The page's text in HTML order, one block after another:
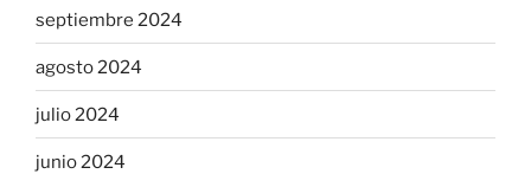
septiembre 2024
agosto 2024
julio 2024
junio 2024